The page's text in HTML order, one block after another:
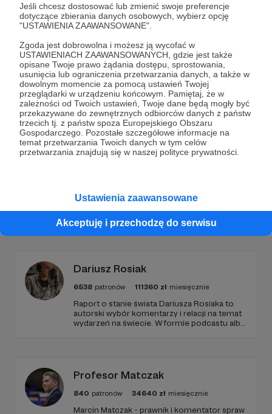
Jeśli chcesz dostosować lub zmienić swoje preferencje
dotyczące zbierania danych osobowych, wybierz opcję
"USTAWIENIA ZAAWANSOWANE".
Zgoda jest dobrowolna i możesz ją wycofać w
USTAWIENIACH ZAAWANSOWANYCH, gdzie jest także
opisane Twoje prawo żądania dostępu, sprostowania,
usunięcia lub ograniczenia przetwarzania danych, a także w
dowolnym momencie za pomocą ustawień Twojej
przeglądarki w urządzeniu końcowym. Pamiętaj, że w
zależności od Twoich ustawień, Twoje dane będą mogły być
przekazywane do zewnętrznych odbiorców danych z państw
trzecich tj. z państw spoza Europejskiego Obszaru
Gospodarczego. Pozostałe szczegółowe informacje na
temat przetwarzania Twoich danych w tym celów
przetwarzania znajdują się w naszej polityce prywatności.
Ustawienia zaawansowane
Akceptuję i przechodzę do serwisu
Dołącz do grona Patronów!
Wesprzyj działalność Autoraludzie są ciekawi
już
teraz!
Zostań Patronem
Promowani autorzy
Dariusz Rosiak
6538 patronów 111360 zł miesięcznie
Raport o stanie świata Dariusza Rosiaka to
autorski wybór komentarzy i relacji na temat
wydarzeń na świecie. W formie podcastu albo
Profesor Matczak
840 patronów 34640 zł miesięcznie
Marcin Matczak - prawnik i komentator spraw